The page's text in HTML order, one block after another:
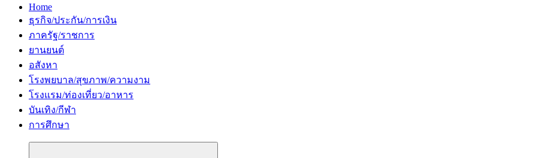
Home
ธุรกิจ/ประกัน/การเงิน
ภาครัฐ/ราชการ
ยานยนต์
อสังหา
โรงพยบาล/สุขภาพ/ความงาม
โรงแรม/ท่องเที่ยว/อาหาร
บันเทิง/กีฬา
การศึกษา